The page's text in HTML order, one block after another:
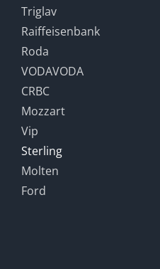
Triglav
Raiffeisenbank
Roda
VODAVODA
CRBC
Mozzart
Vip
Sterling
Molten
Ford